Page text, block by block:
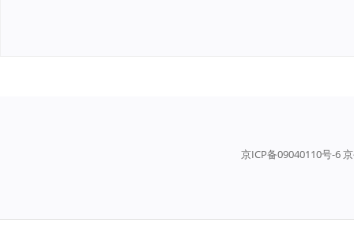
京ICP备09040110号-6